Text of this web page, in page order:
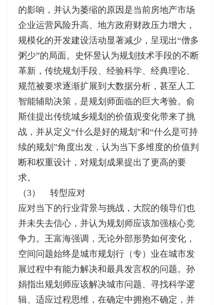
的影响，并认为萎缩的原因是当前房地产市场
企业运营风险升高、地方政府财政压力增大，
规模化的开发建设活动显著减少，呈现出“僧多
粥少”的局面。史怀昱认为规划技术手段的不断
革新，传统规划手段、经验科学、经典理论、
规范被要求逐渐扩展到大数据分析，甚至人工
智能辅助决策，是规划师面临的巨大考验。俞
斯佳提出传统城乡规划的价值观变化带来了挑
战，并从定义“什么是好的规划”和“什么是可持
续的规划”角度出发，认为当下多维度的价值判
断和权重设计，对规划成果提出了更高的要
求。
（3） 转型应对
应对当下的行业背景与挑战，大院的领导们也
并未失去信心，并认为规划师应该加强核心竞
争力。王富海强调，无论外部形势如何变化，
空间问题始终是城市规划行（专）业在城市发
展过程中有能力解决和最具发言权的问题。孙
娟指出规划师应该解决城市问题、寻找科学逻
辑、适应过程思维，在确定中拥抱不确定，并